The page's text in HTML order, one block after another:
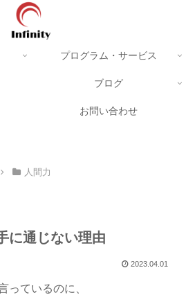
プログラム・サービス
ブログ
お問い合わせ
人間力
に通じない理由
2023.04.01
っているのに、